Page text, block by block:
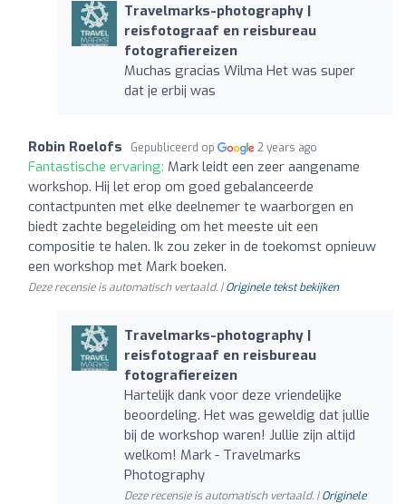
Travelmarks-photography |
reisfotograaf en reisbureau
fotografiereizen
Muchas gracias Wilma Het was super
dat je erbij was
Robin Roelofs Gepubliceerd op 2 years ago
Fantastische ervaring: Mark leidt een zeer aangename
workshop. Hij let erop om goed gebalanceerde
contactpunten met elke deelnemer te waarborgen en
biedt zachte begeleiding om het meeste uit een
compositie te halen. Ik zou zeker in de toekomst opnieuw
een workshop met Mark boeken.
Deze recensie is automatisch vertaald. |Originele tekst bekijken
Travelmarks-photography |
reisfotograaf en reisbureau
fotografiereizen
Hartelijk dank voor deze vriendelijke
beoordeling. Het was geweldig dat jullie
bij de workshop waren! Jullie zijn altijd
welkom! Mark - Travelmarks
Photography
Deze recensie is automatisch vertaald. |Originele